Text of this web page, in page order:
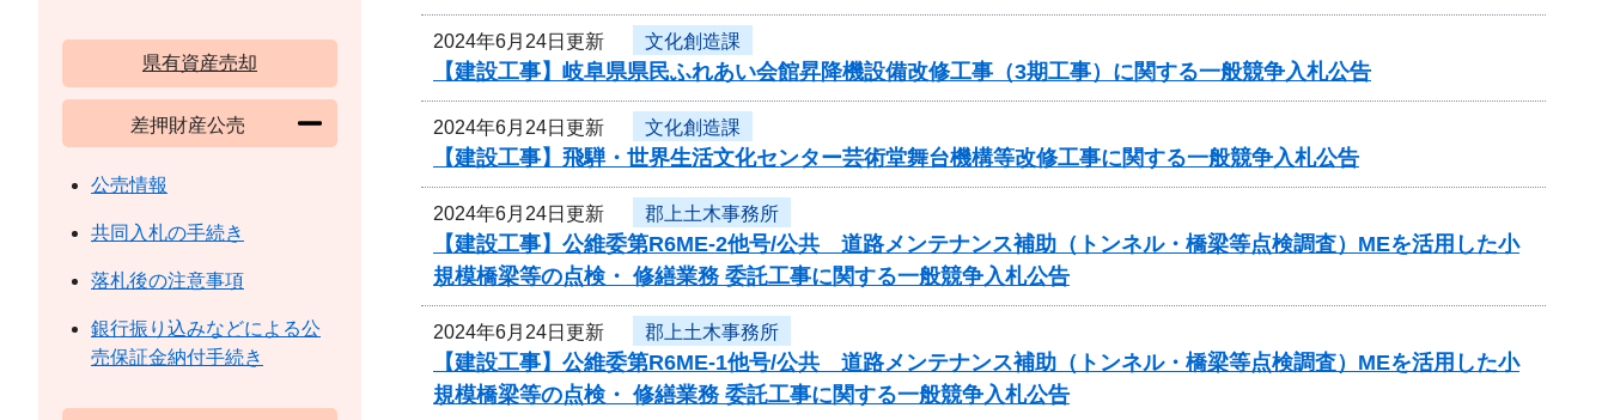
2024年6月24日更新 文化創造課
【建設工事】岐阜県県民ふれあい会館昇降機設備改修工事（3期工事）に関する一般競争入札公告
2024年6月24日更新 文化創造課
【建設工事】飛騨・世界生活文化センター芸術堂舞台機構等改修工事に関する一般競争入札公告
2024年6月24日更新 郡上土木事務所
【建設工事】公維委第R6ME-2他号/公共 道路メンテナンス補助（トンネル・橋梁等点検調査）MEを活用した小
規模橋梁等の点検・ 修繕業務 委託工事に関する一般競争入札公告
2024年6月24日更新 郡上土木事務所
【建設工事】公維委第R6ME-1他号/公共 道路メンテナンス補助（トンネル・橋梁等点検調査）MEを活用した小
規模橋梁等の点検・ 修繕業務 委託工事に関する一般競争入札公告
県有資産売却
差押財産公売
公売情報
共同入札の手続き
落札後の注意事項
銀行振り込みなどによる公
売保証金納付手続き